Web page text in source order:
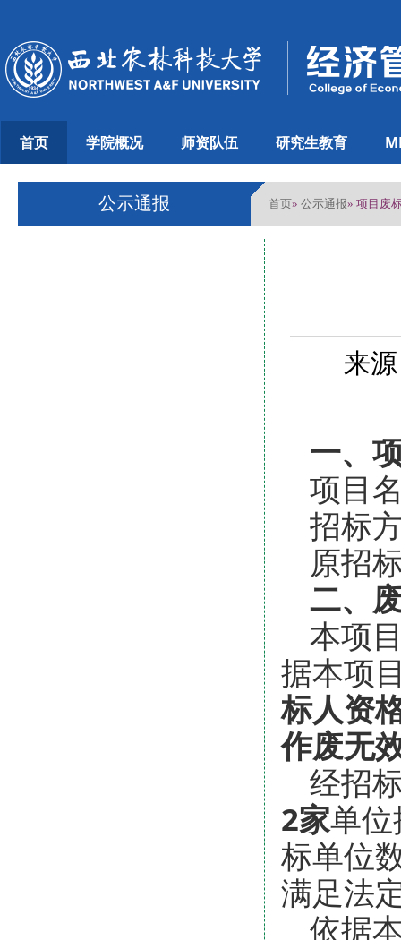
首页 学院概况 师资队伍 研究生教育
公示通报 首页» 公示通报» 项目废
来
一、
项目
招标
原招
二、
本项
据本项
标人资
作废无
经招
2家单
标单位
满足法
依据